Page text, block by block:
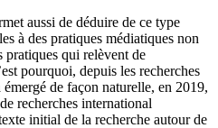
aussi de déduire de ce type
à des pratiques médiatiques non
pratiques qui relèvent de
pourquoi, depuis les recherches
de façon naturelle, en 2019,
recherches international
initial de la recherche autour de